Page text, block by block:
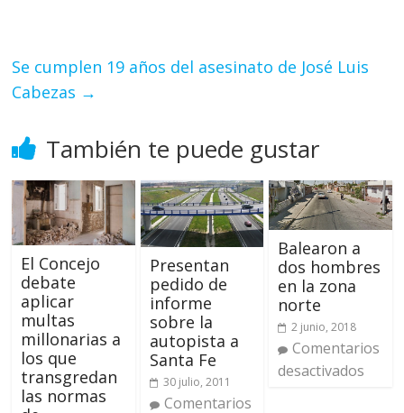
Se cumplen 19 años del asesinato de José Luis
Cabezas →
También te puede gustar
El Concejo
debate
aplicar
multas
millonarias a
los que
transgredan
las normas
Presentan
pedido de
informe
sobre la
autopista a
Santa Fe
30 julio, 2011
Comentarios
Balearon a
dos hombres
en la zona
norte
2 junio, 2018
Comentarios
desactivados